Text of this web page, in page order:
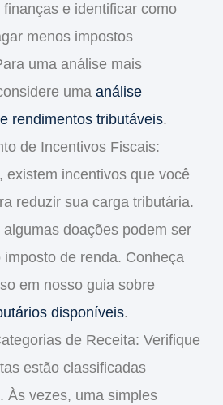
e identificar como
menos impostos
uma análise mais
uma análise
rendimentos tributáveis.
de Incentivos Fiscais:
existem incentivos que você
reduzir sua carga tributária.
doações podem ser
imposto de renda. Conheça
em nosso guia sobre
disponíveis.
de Receita: Verifique
estão classificadas
Às vezes, uma simples